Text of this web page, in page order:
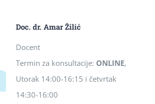
Doc. dr. Amar Žilić
Docent
Termin za konsultacije: ONLINE,
Utorak 14:00-16:15 i četvrtak
14:30-16:00